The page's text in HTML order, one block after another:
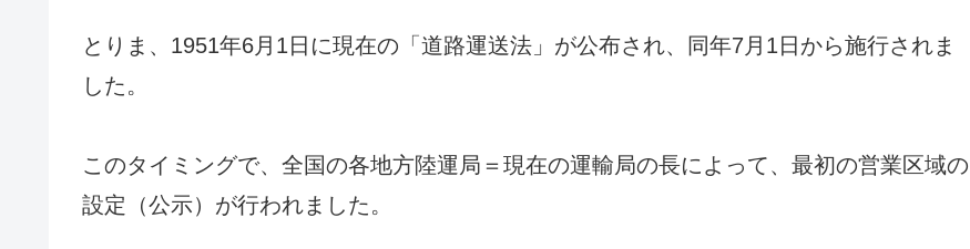
とりま、1951年6月1日に現在の「道路運送法」が公布され、同年7月1日から施行されま
した。
このタイミングで、全国の各地方陸運局＝現在の運輸局の長によって、最初の営業区域の
設定（公示）が行われました。